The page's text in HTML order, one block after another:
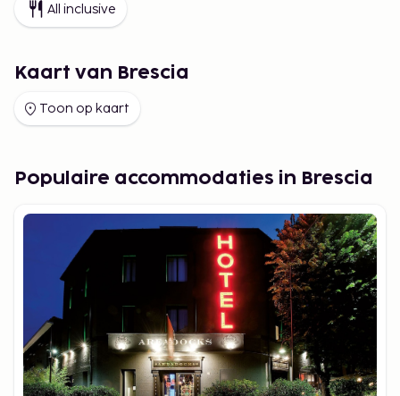
All inclusive
Kaart van Brescia
Toon op kaart
Populaire accommodaties in Brescia